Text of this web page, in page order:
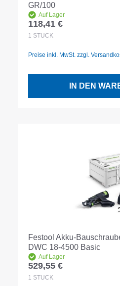
GR/100
Auf Lager
Regulärer Preis:
118,41 €
1 STÜCK
Preise inkl. MwSt. zzgl.
IN DEN
Festool Akku-
DWC 18-4500 Basic
Auf Lager
Regulärer Preis:
529,55 €
1 STÜCK